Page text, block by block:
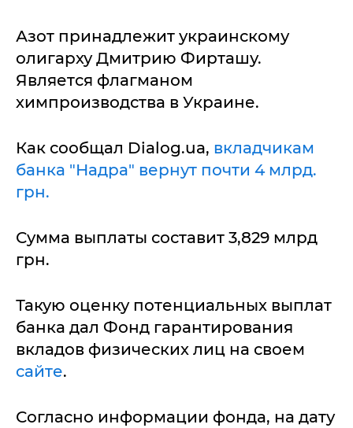
Азот принадлежит украинскому
олигарху Дмитрию Фирташу.
Является флагманом
химпроизводства в Украине.
Как сообщал Dialog.ua, вкладчикам
банка "Надра" вернут почти 4 млрд.
грн.
Сумма выплаты составит 3,829 млрд
грн.
Такую оценку потенциальных выплат
банка дал Фонд гарантирования
вкладов физических лиц на своем
сайте.
Согласно информации фонда, на дату